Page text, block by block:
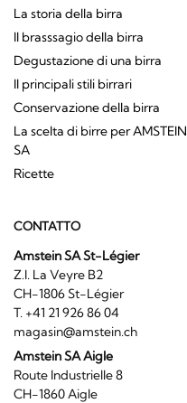
La storia della birra
Il brasssagio della birra
Degustazione di una birra
Il principali stili birrari
Conservazione della birra
La scelta di birre per AMSTEIN
SA
Ricette
CONTATTO
Amstein SA St-Légier
Z.I. La Veyre B2
CH-1806 St-Légier
T. +41 21 926 86 04
magasin@amstein.ch
Amstein SA Aigle
Route Industrielle 8
CH-1860 Aigle